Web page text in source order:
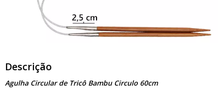
Descrição
Agulha Circular de Tricô Bambu Circulo 60cm